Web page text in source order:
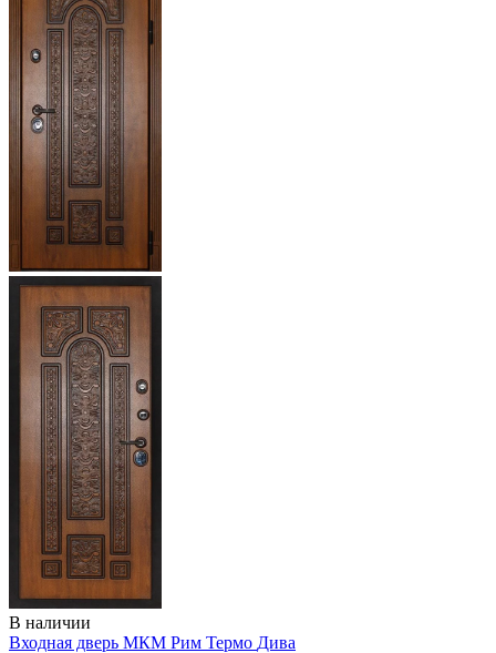
В наличии
Входная дверь МКМ Рим Термо Дива